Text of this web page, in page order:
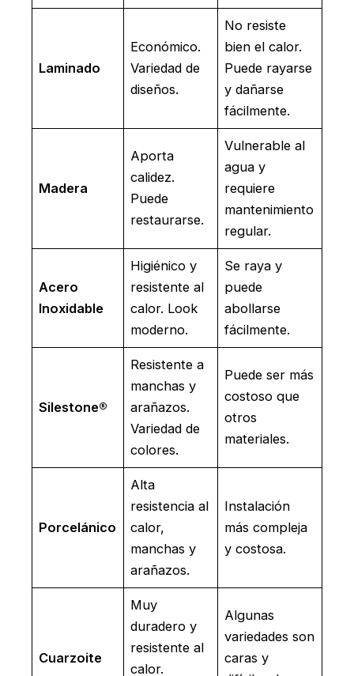
Laminado
Económico.
Variedad de
diseños.
No resiste
bien el calor.
Puede rayarse
y dañarse
fácilmente.
Madera
Aporta
calidez.
Puede
restaurarse.
Vulnerable al
agua y
requiere
mantenimiento
regular.
Acero
Inoxidable
Higiénico y
resistente al
calor. Look
moderno.
Se raya y
puede
abollarse
fácilmente.
Silestone®
Resistente a
manchas y
arañazos.
Variedad de
colores.
Puede ser más
costoso que
otros
materiales.
Porcelánico
Alta
resistencia al
calor,
manchas y
arañazos.
Instalación
más compleja
y costosa.
Cuarzoite
Muy
duradero y
resistente al
calor.
Algunas
variedades son
caras y